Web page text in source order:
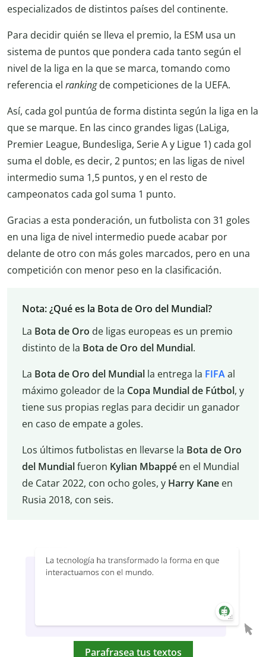
especializados de distintos países del continente.
Para decidir quién se lleva el premio, la ESM usa un
sistema de puntos que pondera cada tanto según el
nivel de la liga en la que se marca, tomando como
referencia el rankingde competiciones de la UEFA.
Así, cada gol puntúa de forma distinta según la liga en la
que se marque. En las cinco grandes ligas (LaLiga,
Premier League, Bundesliga, Serie A y Ligue 1) cada gol
suma el doble, es decir, 2 puntos; en las ligas de nivel
intermedio suma 1,5 puntos, y en el resto de
campeonatos cada gol suma 1 punto.
Gracias a esta ponderación, un futbolista con 31 goles
en una liga de nivel intermedio puede acabar por
delante de otro con más goles marcados, pero en una
competición con menor peso en la clasificación.
Nota: ¿Qué es la Bota de Oro del Mundial?
La Bota de Oro de ligas europeas es un premio
distinto de la Bota de Oro del Mundial.
La Bota de Oro del Mundialla entrega la FIFAal
máximo goleador de la Copa Mundial de Fútbol, y
tiene sus propias reglas para decidir un ganador
en caso de empate a goles.
Los últimos futbolistas en llevarse la Bota de Oro
del Mundialfueron Kylian Mbappéen el Mundial
de Catar 2022, con ocho goles, y Harry Kaneen
Rusia 2018, con seis.
Parafrasea tus textos